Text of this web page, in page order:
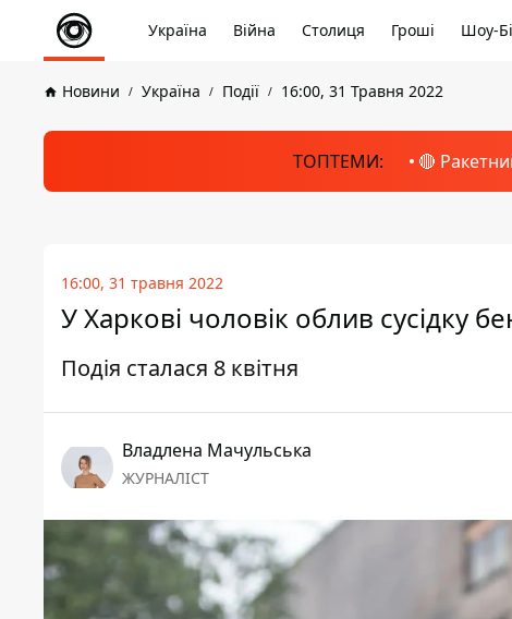
Україна Війна Столиця Гроші Шоу-
Новини Україна Події 16:00, 31 Травня 2022
ТОПТЕМИ: 🔴
16:00, 31 травня 2022
У Харкові чоловік облив сусідку
Подія сталася 8 квітня
Владлена Мачульська
ЖУРНАЛІСТ